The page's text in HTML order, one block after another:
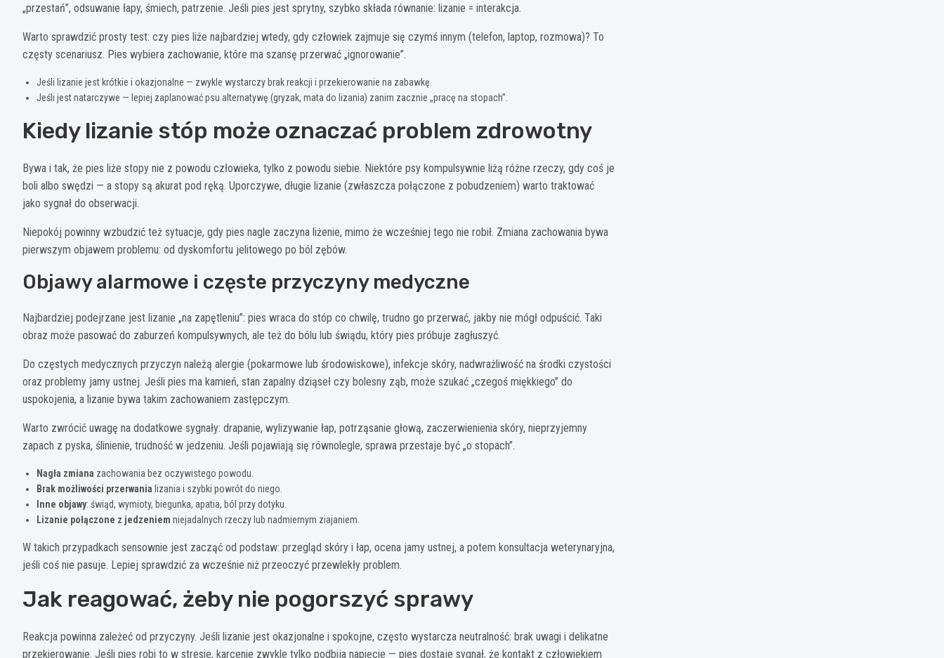
„przestań”, odsuwanie łapy, śmiech, patrzenie. Jeśli pies jest sprytny, szybko składa równanie: lizanie = interakcja.
Warto sprawdzić prosty test: czy pies liże najbardziej wtedy, gdy człowiek zajmuje się czymś innym (telefon, laptop, rozmowa)? To
częsty scenariusz. Pies wybiera zachowanie, które ma szansę przerwać „ignorowanie”.
Jeśli lizanie jest krótkie i okazjonalne — zwykle wystarczy brak reakcji i przekierowanie na zabawkę.
Jeśli jest natarczywe — lepiej zaplanować psu alternatywę (gryzak, mata do lizania) zanim zacznie „pracę na stopach”.
Kiedy lizanie stóp może oznaczać problem zdrowotny
Bywa i tak, że pies liże stopy nie z powodu człowieka, tylko z powodu siebie. Niektóre psy kompulsywnie liżą różne rzeczy, gdy coś je
boli albo swędzi — a stopy są akurat pod ręką. Uporczywe, długie lizanie (zwłaszcza połączone z pobudzeniem) warto traktować
jako sygnał do obserwacji.
Niepokój powinny wzbudzić też sytuacje, gdy pies nagle zaczyna liżenie, mimo że wcześniej tego nie robił. Zmiana zachowania bywa
pierwszym objawem problemu: od dyskomfortu jelitowego po ból zębów.
Objawy alarmowe i częste przyczyny medyczne
Najbardziej podejrzane jest lizanie „na zapętleniu”: pies wraca do stóp co chwilę, trudno go przerwać, jakby nie mógł odpuścić. Taki
obraz może pasować do zaburzeń kompulsywnych, ale też do bólu lub świądu, który pies próbuje zagłuszyć.
Do częstych medycznych przyczyn należą alergie (pokarmowe lub środowiskowe), infekcje skóry, nadwrażliwość na środki czystości
oraz problemy jamy ustnej. Jeśli pies ma kamień, stan zapalny dziąseł czy bolesny ząb, może szukać „czegoś miękkiego” do
uspokojenia, a lizanie bywa takim zachowaniem zastępczym.
Warto zwrócić uwagę na dodatkowe sygnały: drapanie, wylizywanie łap, potrząsanie głową, zaczerwienienia skóry, nieprzyjemny
zapach z pyska, ślinienie, trudność w jedzeniu. Jeśli pojawiają się równolegle, sprawa przestaje być „o stopach”.
Nagła zmiana zachowania bez oczywistego powodu.
Brak możliwości przerwania lizania i szybki powrót do niego.
Inne objawy: świąd, wymioty, biegunka, apatia, ból przy dotyku.
Lizanie połączone z jedzeniem niejadalnych rzeczy lub nadmiernym ziajaniem.
W takich przypadkach sensownie jest zacząć od podstaw: przegląd skóry i łap, ocena jamy ustnej, a potem konsultacja weterynaryjna,
jeśli coś nie pasuje. Lepiej sprawdzić za wcześnie niż przeoczyć przewlekły problem.
Jak reagować, żeby nie pogorszyć sprawy
Reakcja powinna zależeć od przyczyny. Jeśli lizanie jest okazjonalne i spokojne, często wystarcza neutralność: brak uwagi i delikatne
przekierowanie. Jeśli pies robi to w stresie, karcenie zwykle tylko podbija napięcie — pies dostaje sygnał, że kontakt z człowiekiem